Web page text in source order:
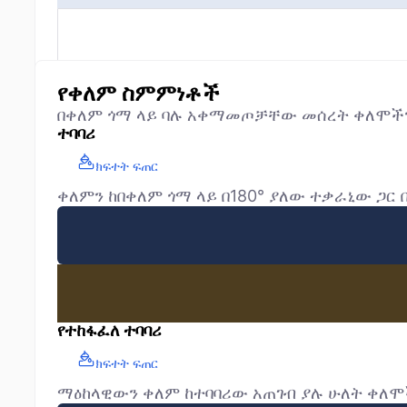
የቀለም ስምምነቶች
በቀለም ጎማ ላይ ባሉ አቀማመጦቻቸው መሰረት
ተባባሪ
ክፍተት ፍጠር
ቀለምን ከበቀለም ጎማ ላይ በ180° ያለው ተቃራኒው
የተከፋፈለ ተባባሪ
ክፍተት ፍጠር
ማዕከላዊውን ቀለም ከተባባሪው አጠገብ ያሉ ሁለት